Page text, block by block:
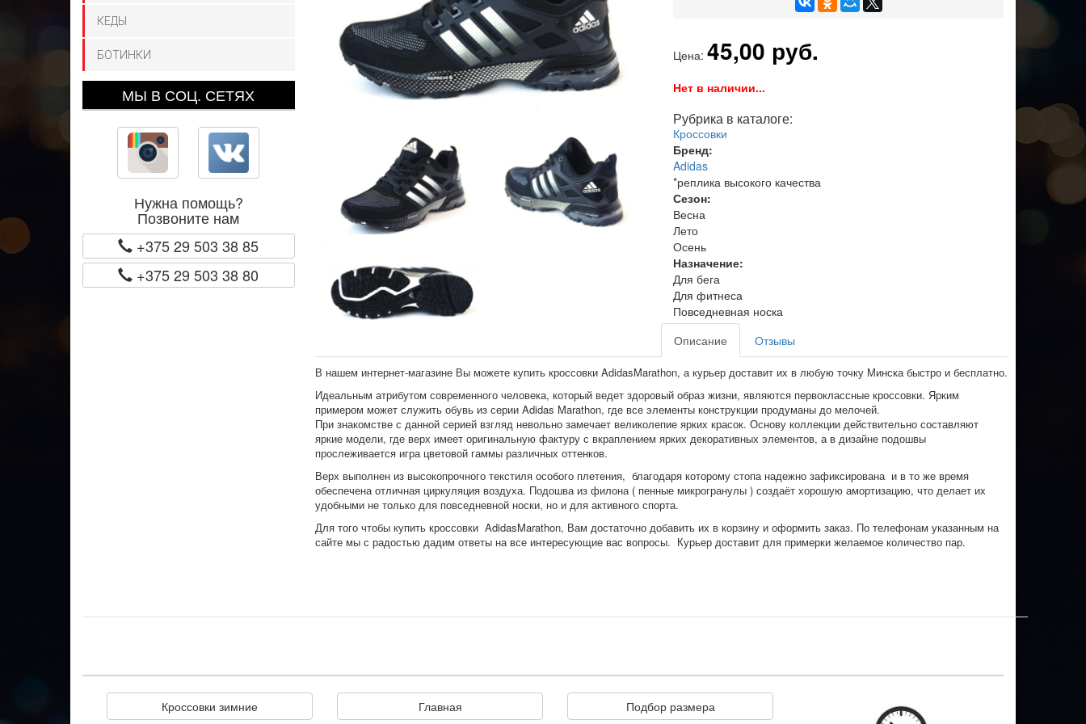
КЕДЫ
БОТИНКИ
МЫ В СОЦ. СЕТЯХ
Нужна помощь?
Позвоните нам
+375 29 503 38 85
+375 29 503 38 80
Цена:45,00 руб.
Нет в наличии...
Рубрика в каталоге:
Кроссовки
Бренд:
Adidas
*реплика высокого качества
Сезон:
Весна
Лето
Осень
Назначение:
Для бега
Для фитнеса
Повседневная носка
Описание
Отзывы
В нашем интернет-магазине Вы можете купить кроссовки AdidasMarathon, а курьер доставит их в любую точку Минска быстро и бесплатно.
Идеальным атрибутом современного человека, который ведет здоровый образ жизни, являются первоклассные кроссовки. Ярким
примером может служить обувь из серии Adidas Marathon, где все элементы конструкции продуманы до мелочей.
При знакомстве с данной серией взгляд невольно замечает великолепие ярких красок. Основу коллекции действительно составляют
яркие модели, где верх имеет оригинальную фактуру с вкраплением ярких декоративных элементов, а в дизайне подошвы
прослеживается игра цветовой гаммы различных оттенков.
Верх выполнен из высокопрочного текстиля особого плетения, благодаря которому стопа надежно зафиксирована и в то же время
обеспечена отличная циркуляция воздуха. Подошва из филона ( пенные микрогранулы ) создаёт хорошую амортизацию, что делает их
удобными не только для повседневной носки, но и для активного спорта.
Для того чтобы купить кроссовки AdidasMarathon, Вам достаточно добавить их в корзину и оформить заказ. По телефонам указанным на
сайте мы с радостью дадим ответы на все интересующие вас вопросы. Курьер доставит для примерки желаемое количество пар.
Кроссовки зимние Главная Подбор размера